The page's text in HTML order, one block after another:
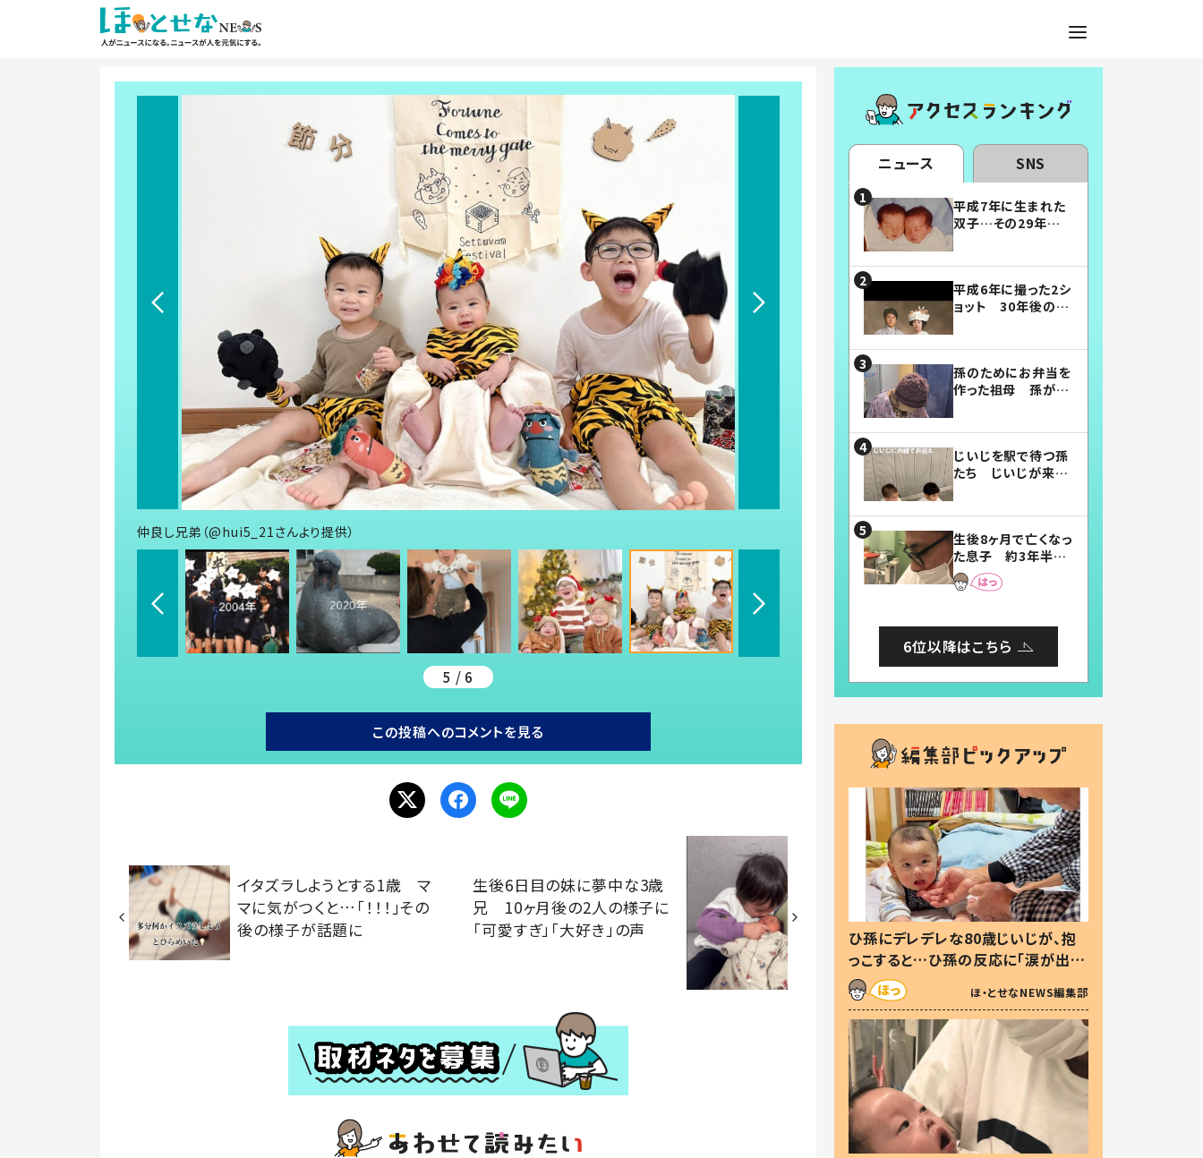
仲良し兄弟（@hui5_21さんより提供）
5 / 6
この投稿へのコメントを見る
イタズラしようとする1歳 マ
マに気がつくと…「！！！」その
後の様子が話題に
生後6日目の妹に夢中な3歳
兄 10ヶ月後の2人の様子に
「可愛すぎ」「大好き」の声
ニュース SNS
平成7年に生まれた
双子…その29年後
平成6年に撮った2シ
ョット 30年後の姿
孫のためにお弁当を
作った祖母 孫が絶
じいじを駅で待つ孫
たち じいじが来た
まらない」「幸せにな
れる」
生後8ヶ月で亡くなっ
た息子 約3年半
後、当時の妻の日記
に書いてあった本音
6位以降はこちら
ひ孫にデレデレな80歳じいじが、抱
っこすると…ひ孫の反応に「涙が出ま
した」「可愛くて仕方ない」
ほ・とせなNEWS編集部